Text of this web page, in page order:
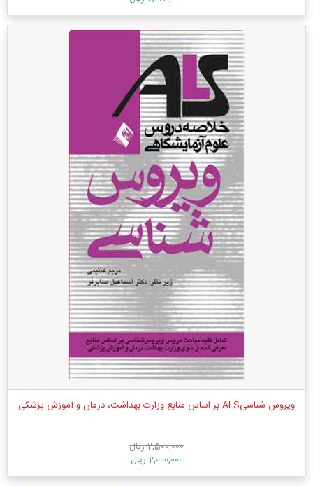
ویروس شناسیALS بر اساس منابع وزارت بهداشت، درمان و آموزش پزشکی
2,500,000 ریال
2,000,000 ریال